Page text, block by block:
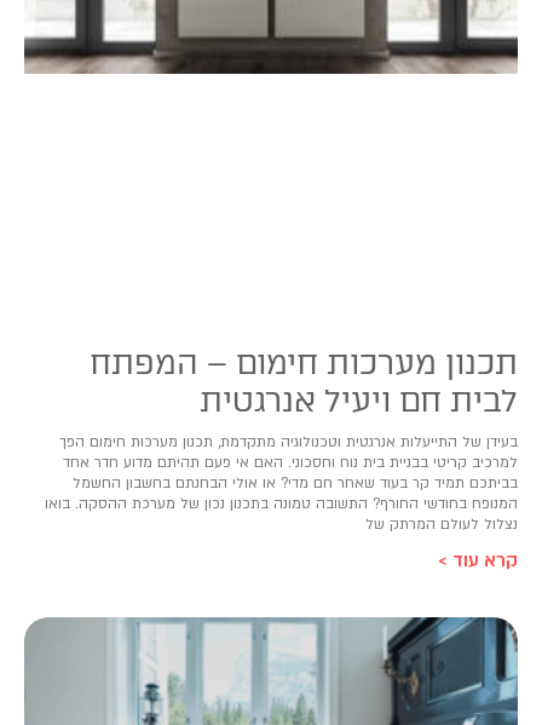
תכנון מערכות חימום – המפתח
לבית חם ויעיל אנרגטית
בעידן של התייעלות אנרגטית וטכנולוגיה מתקדמת, תכנון מערכות חימום הפך
למרכיב קריטי בבניית בית נוח וחסכוני. האם אי פעם תהיתם מדוע חדר אחד
בביתכם תמיד קר בעוד שאחר חם מדי? או אולי הבחנתם בחשבון החשמל
המנופח בחודשי החורף? התשובה טמונה בתכנון נכון של מערכת ההסקה. בואו
נצלול לעולם המרתק של
קרא עוד >